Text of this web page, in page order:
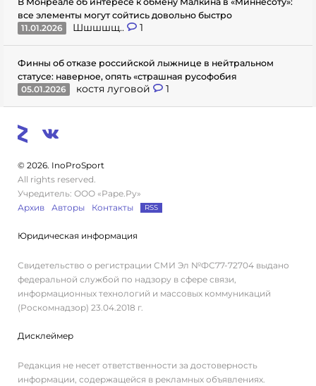
все элементы могут сойтись довольно быстро
11.01.2026
Шшшшщ.. 1
Финны об отказе российской лыжнице в нейтральном
статусе: наверное, опять «страшная русофобия
05.01.2026
костя луговой 1
© 2026. InoProSport
All rights reserved.
Учредитель: ООО «Раре.Ру»
Архив
Авторы Контакты RSS
Юридическая информация
Свидетельство о регистрации СМИ Эл №ФС77-72704 выдано
федеральной службой по надзору в сфере связи,
информационных технологий и массовых коммуникаций
(Роскомнадзор) 23.04.2018 г.
Дисклеймер
Редакция не несет ответственности за достоверность
информации, содержащейся в рекламных объявлениях.